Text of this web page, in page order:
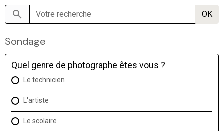
OK
Sondage
Quel genre de photographe êtes vous ?
Le technicien
L'artiste
Le scolaire